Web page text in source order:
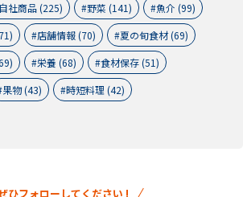
自社商品 (225) 野菜 (141)
魚介 (99)
店舗情報 (70)
夏の旬食材 (69)
栄養 (68)
食材保存 (51)
果物 (43)
時短料理 (42)
ひフォローしてください !